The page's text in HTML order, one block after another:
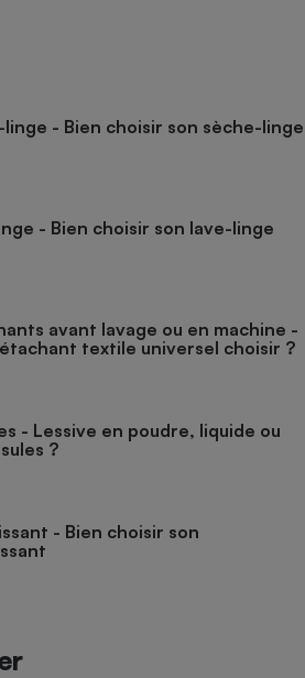
linge - Bien choisir son sèche-linge
- Bien choisir son lave-linge
avant lavage ou en machine -
textile universel choisir ?
- Lessive en poudre, liquide ou
?
- Bien choisir son